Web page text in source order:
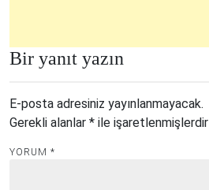
Bir yanıt yazın
E-posta adresiniz yayınlanmayacak.
Gerekli alanlar * ile işaretlenmişlerdir
YORUM *